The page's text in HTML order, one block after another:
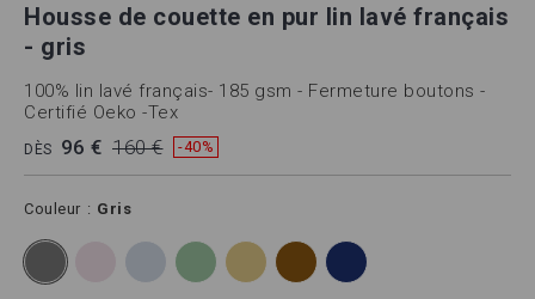
Housse de couette en pur lin lavé français
- gris
100% lin lavé français- 185 gsm - Fermeture boutons -
Certifié Oeko -Tex
DÈS 96 € 160 € -40%
Couleur Gris